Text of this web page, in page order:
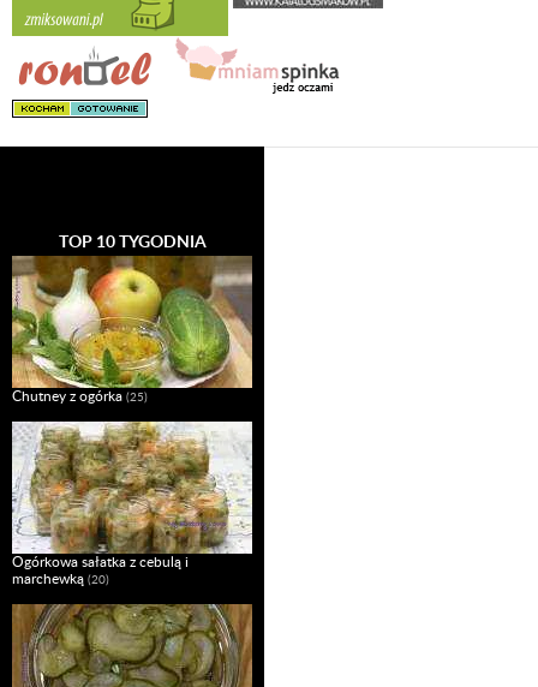
TOP 10 TYGODNIA
Chutney z ogórka (25)
Ogórkowa sałatka z cebulą i
marchewką (20)